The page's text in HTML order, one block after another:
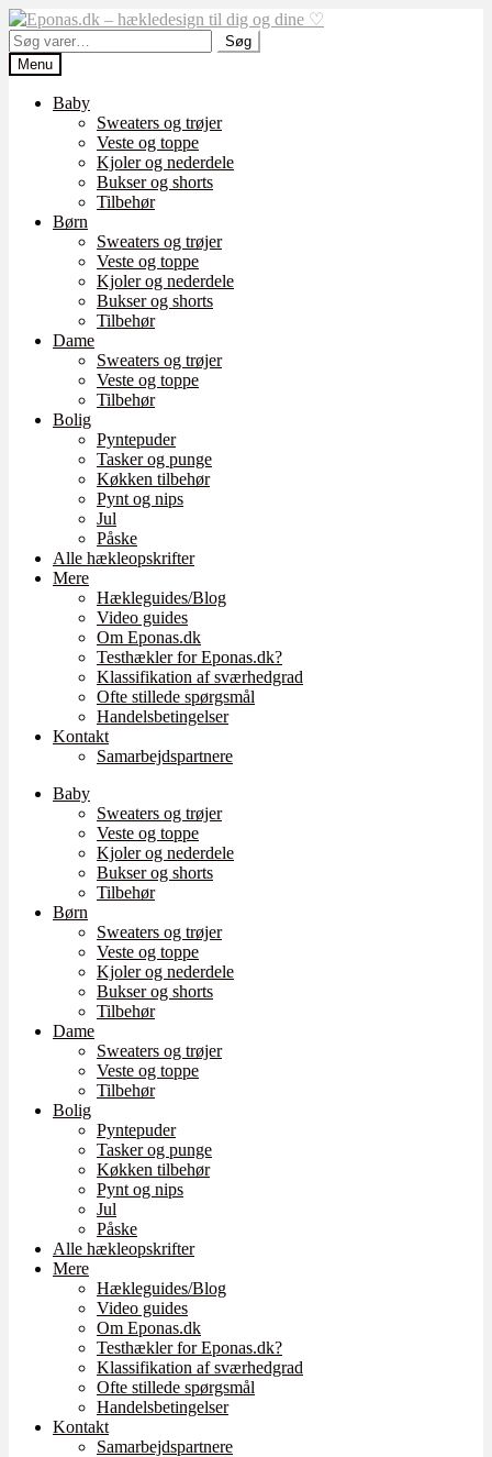
Spring
til
navigation
Spring
til
indhold
Søg
efter:
Søg
Menu
Baby
Sweaters og trøjer
Veste og toppe
Kjoler og nederdele
Bukser og shorts
Tilbehør
Børn
Sweaters og trøjer
Veste og toppe
Kjoler og nederdele
Bukser og shorts
Tilbehør
Dame
Sweaters og trøjer
Veste og toppe
Tilbehør
Bolig
Pyntepuder
Tasker og punge
Køkken tilbehør
Pynt og nips
Jul
Påske
Alle hækleopskrifter
Mere
Hækleguides/Blog
Video guides
Om Eponas.dk
Testhækler for Eponas.dk?
Klassifikation af sværhedgrad
Ofte stillede spørgsmål
Handelsbetingelser
Kontakt
Samarbejdspartnere
Baby
Sweaters og trøjer
Veste og toppe
Kjoler og nederdele
Bukser og shorts
Tilbehør
Børn
Sweaters og trøjer
Veste og toppe
Kjoler og nederdele
Bukser og shorts
Tilbehør
Dame
Sweaters og trøjer
Veste og toppe
Tilbehør
Bolig
Pyntepuder
Tasker og punge
Køkken tilbehør
Pynt og nips
Jul
Påske
Alle hækleopskrifter
Mere
Hækleguides/Blog
Video guides
Om Eponas.dk
Testhækler for Eponas.dk?
Klassifikation af sværhedgrad
Ofte stillede spørgsmål
Handelsbetingelser
Kontakt
Samarbejdspartnere